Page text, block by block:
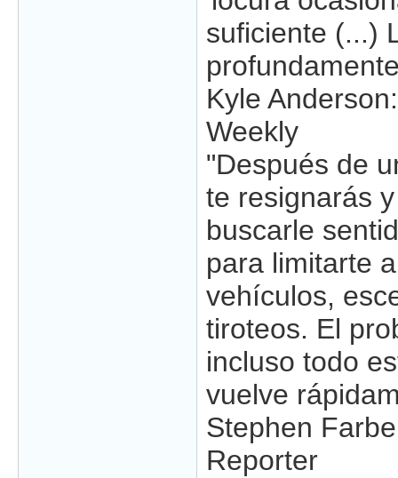
suficiente (...)
Kyle
Weekly
"Después de
te resignarás
buscarle
para limitarte
vehículos,
tiroteos. El
incluso todo
vuelve
Stephen
Reporter